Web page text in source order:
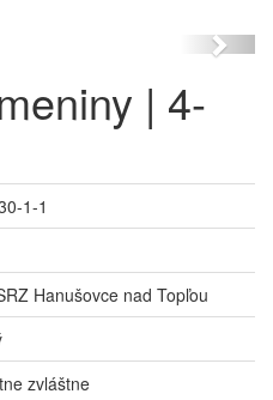
Next
| 4-
1-1
Hanušovce nad Topľou
zvláštne